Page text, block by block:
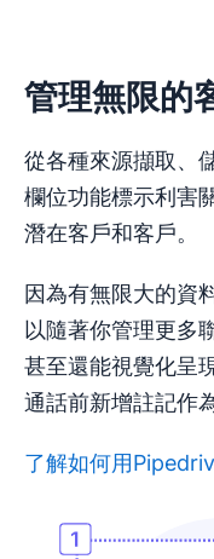
管理無限的
從各種來源擷取、
欄位功能標示利害
潛在客戶和客戶。
因為有無限大的資
以隨著你管理更多
甚至還能視覺化呈
通話前新增註記作
了解如何用
在新視窗開啟